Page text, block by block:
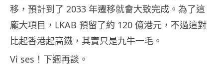
移，預計到了 2033 年遷移就會大致完成。為了這
龐大項目，LKAB 預留了約 120 億港元，不過這對
比起香港起高鐵，其實只是九牛一毛。
Vi ses！下週再談。